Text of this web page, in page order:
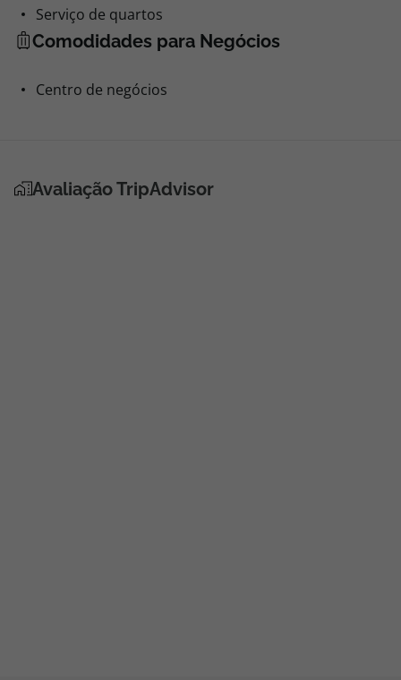
Serviço de quartos
Comodidades para Negócios
Centro de negócios
Avaliação TripAdvisor